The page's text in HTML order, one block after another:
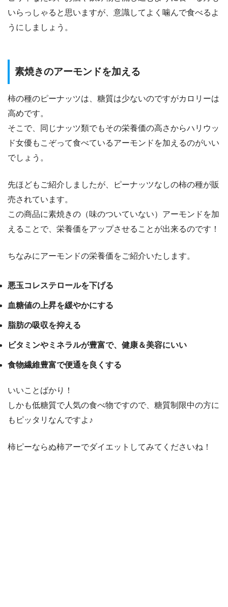
いらっしゃると思いますが、意識してよく噛んで食べるよ
うにしましょう。
素焼きのアーモンドを加える
柿の種のピーナッツは、糖質は少ないのですがカロリーは
高めです。
そこで、同じナッツ類でもその栄養価の高さからハリウッ
ド女優もこぞって食べているアーモンドを加えるのがいい
でしょう。
先ほどもご紹介しましたが、ピーナッツなしの柿の種が販
売されています。
この商品に素焼きの（味のついていない）アーモンドを加
えることで、栄養価をアップさせることが出来るのです！
ちなみにアーモンドの栄養価をご紹介いたします。
悪玉コレステロールを下げる
血糖値の上昇を緩やかにする
脂肪の吸収を抑える
ビタミンやミネラルが豊富で、健康＆美容にいい
食物繊維豊富で便通を良くする
いいことばかり！
しかも低糖質で人気の食べ物ですので、糖質制限中の方に
もピッタリなんですよ♪
柿ピーならぬ柿アーでダイエットしてみてくださいね！